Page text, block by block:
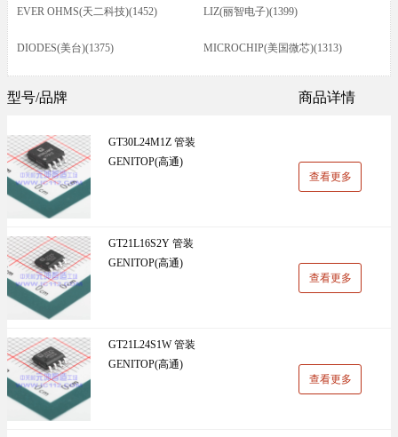
万能板(14)
EVER OHMS(天二科技)(1452) LIZ(丽智电子)(1399)
DIODES(美台)(1375) MICROCHIP(美国微芯)(1313)
UniOhm台湾厚声（授权代理）(983)
国产(926)
LINEAR(凌特)(728) AISHI(艾华集团)(668)
ST(先科)(660)
ADI(亚德诺)(629)
HKR(香港电阻)(619)
型号/品牌 商品详情
GT30L24M1Z 管装
GENITOP(高通)
查看更多
GT21L16S2Y 管装
GENITOP(高通)
查看更多
GT21L24S1W 管装
GENITOP(高通)
查看更多